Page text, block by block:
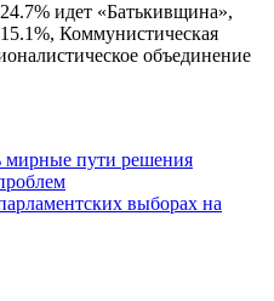
идет «Батькивщина»,
Коммунистическая
объединение
мирные пути решения
выборах на